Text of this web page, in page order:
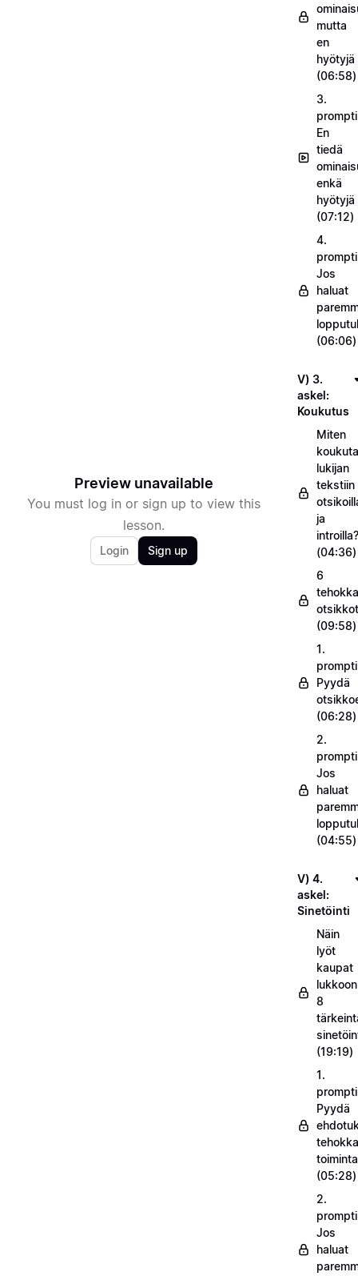
Preview unavailable
You must log in or sign up to view this
lesson.
Login Sign up
mutta
en
hyötyjä
(06:58)
3.
En
tiedä
enkä
hyötyjä
(07:12)
4.
Jos
haluat
(06:06)
V) 3.
askel:
Koukutus
Miten
lukijan
tekstiin
ja
introilla?
(04:36)
6
(09:58)
1.
Pyydä
(06:28)
2.
Jos
haluat
(04:55)
V) 4.
askel:
Sinetöinti
Näin
lyöt
kaupat
8
(19:19)
1.
Pyydä
(05:28)
2.
Jos
haluat